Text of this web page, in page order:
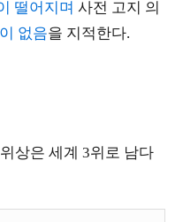
떨어지며 사전 고지 의
없음을 지적한다.
상은 세계 3위로 남다